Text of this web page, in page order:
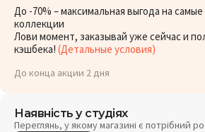
До -70% – максимальная выгода на
коллекции
Лови момент, заказывай уже сейчас и
кэшбека! (Детальные условия)
До конца акции 2 дня
Наявність у студіях
Переглянь, у якому магазині є потрібний